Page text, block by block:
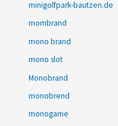
minigolfpark-bautzen.de
mombrand
mono brand
mono slot
Monobrand
monobrend
monogame